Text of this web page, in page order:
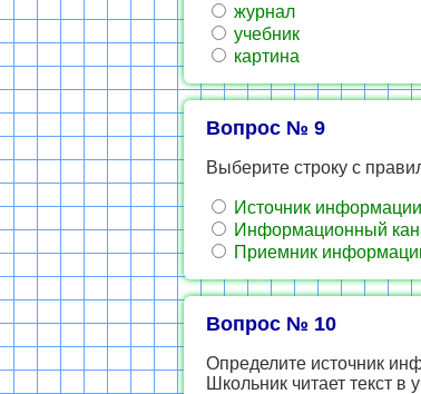
журнал
учебник
картина
Вопрос № 9
Выберите строку с
Источник
Информационный
Приемник
Вопрос № 10
Определите источник
Школьник читает текст в